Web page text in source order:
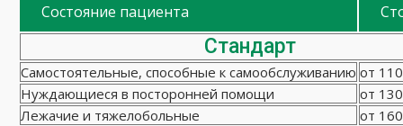
Состояние пациента
Стандарт
Самостоятельные, способные к самообслуживанию от
Нуждающиеся в посторонней помощи
от
Лежачие и тяжелобольные
от